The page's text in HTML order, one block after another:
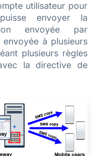
utilisateur pour
envoyer la
envoyée par
à plusieurs
plusieurs règles
la directive de